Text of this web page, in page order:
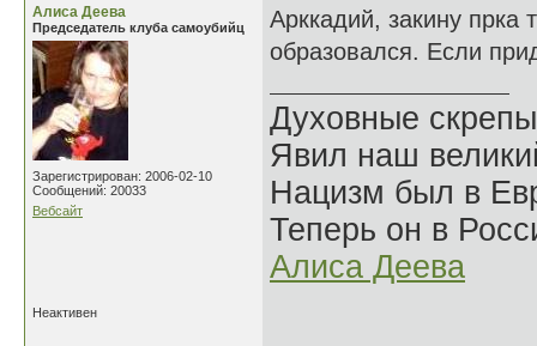
Алиса Деева
Председатель клуба самоубийц
Зарегистрирован: 2006-02-10
Сообщений: 20033
Вебсайт
Арккадий, закину прка
образовался. Если
Духовные
Явил наш
Нацизм был в
Теперь он в
Алиса Деева
Неактивен